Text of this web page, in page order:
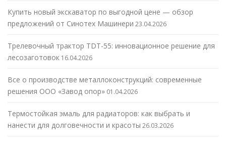
Купить новый экскаватор по выгодной цене — обзор
предложений от Синотех Машинери 23.04.2026
Трелевочный трактор TDT-55: инновационное решение для
лесозаготовок 16.04.2026
Все о производстве металлоконструкций: современные
решения ООО «Завод опор» 01.04.2026
Термостойкая эмаль для радиаторов: как выбрать и
нанести для долговечности и красоты 26.03.2026